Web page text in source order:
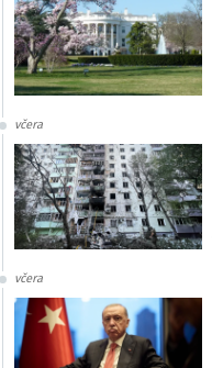
včera
včera